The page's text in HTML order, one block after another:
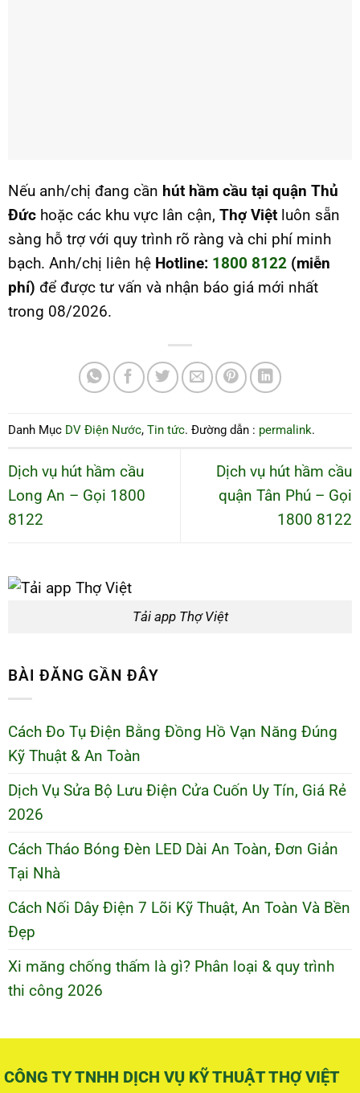
Nếu anh/chị đang cần hút hầm cầu tại quận Thủ
Đức hoặc các khu vực lân cận, Thợ Việt luôn sẵn
sàng hỗ trợ với quy trình rõ ràng và chi phí minh
bạch. Anh/chị liên hệ Hotline: 1800 8122 (miễn
phí) để được tư vấn và nhận báo giá mới nhất
trong 08/2026.
Danh Mục DV Điện Nước, Tin tức. Đường dẫn : permalink.
Dịch vụ hút hầm cầu
Long An – Gọi 1800
8122
Dịch vụ hút hầm cầu
quận Tân Phú – Gọi
1800 8122
Tải app Thợ Việt
BÀI ĐĂNG GẦN ĐÂY
Cách Đo Tụ Điện Bằng Đồng Hồ Vạn Năng Đúng
Kỹ Thuật & An Toàn
Dịch Vụ Sửa Bộ Lưu Điện Cửa Cuốn Uy Tín, Giá Rẻ
2026
Cách Tháo Bóng Đèn LED Dài An Toàn, Đơn Giản
Tại Nhà
Cách Nối Dây Điện 7 Lõi Kỹ Thuật, An Toàn Và Bền
Đẹp
Xi măng chống thấm là gì? Phân loại & quy trình
thi công 2026
CÔNG TY TNHH DỊCH VỤ KỸ THUẬT THỢ VIỆT